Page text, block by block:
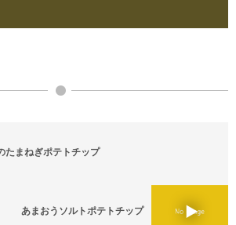
たまねぎポテトチップ
あまおうソルトポテトチップ